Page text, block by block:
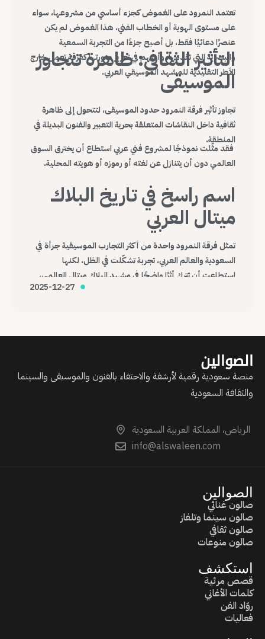
تعتمد النمرود على الغموض كجزء أساسي من مشروعها، سواء
على مستوى الهوية أو الخطاب الفني، هذا الغموض لم يكن
عنصرًا دعائيًا فقط، بل أصبح جزءًا من التجربة السمعية
والبصرية التي تقدمها، وأسهم في تعزيز صورتها كفرقة تعمل خارج
الأطر التقليدية للمشهد الموسيقي العربي.
التأثير الثقافي: ظاهرة تتجاوز
الموسيقى
تجاوز تأثير فرقة النمرود حدود الموسيقى، لتتحول إلى ظاهرة
ثقافية داخل النقاشات المتعلقة بحرية التعبير والفنون البديلة في
المنطقة.
فقد مثّلت نموذجًا لمشروع فني عربي استطاع أن يخترق السوق
العالمي دون أن يتنازل عن لغته أو رموزه أو هويته المحلية.
اسم راسخ في تاريخ البلاك
ميتال العربي
تمثل فرقة النمرود واحدة من أكثر التجارب الموسيقية جرأة في
السعودية والعالم العربي، تجربة تشكّلت في الظل، لكنها
استطاعت أن تترك أثرًا واضحًا في مشهد البلاك ميتال العالمي،
وتؤكد أن الموسيقى، مهما كانت هامشية أو صادمة، قادرة على
2025-12-27
الصوالين
منصة سعودية رقمية لأرشفة والاحتفاء بالفنون والموسيقى والسينما
والثقافة السعودية
الرياض، المملكة العربية السعودية
info@alswaleen.com
الصوالين
صالون غنائي
صالون سينما وتلفاز
صالون ثقافي
صالون منوعات
استكشف
قصص مرئية
كلمات الأغاني
روّاد الفن
فعاليات